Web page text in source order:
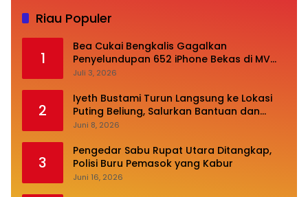
Riau Populer
1
Bea Cukai Bengkalis Gagalkan
Penyelundupan 652 iPhone Bekas di MV
Oceanna 5
Juli 3, 2026
2
Iyeth Bustami Turun Langsung ke Lokasi
Puting Beliung, Salurkan Bantuan dan
Desak Perbaikan Infrastruktur
Juni 8, 2026
3
Pengedar Sabu Rupat Utara Ditangkap,
Polisi Buru Pemasok yang Kabur
Juni 16, 2026